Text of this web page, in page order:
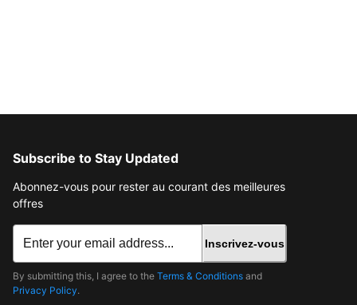
Subscribe to Stay Updated
Abonnez-vous pour rester au courant des meilleures
offres
Inscrivez-vous
By submitting this, I agree to the Terms & Conditions and
Privacy Policy.